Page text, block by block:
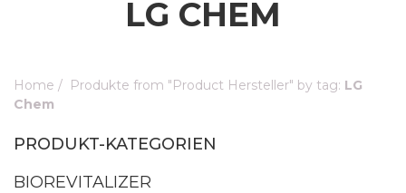
ZUM WARENKORB
LG CHEM
Home / Produkte from "Product Hersteller" by tag: LG
Chem
PRODUKT-KATEGORIEN
BIOREVITALIZER